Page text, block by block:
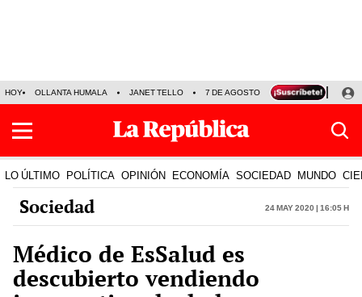
HOY OLLANTA HUMALA JANET TELLO 7 DE AGOSTO TINKA RESULTADOS
LO ÚLTIMO POLÍTICA OPINIÓN ECONOMÍA SOCIEDAD MUNDO
Sociedad 24 May 2020 | 16:05 h
Médico de EsSalud es
descubierto vendiendo